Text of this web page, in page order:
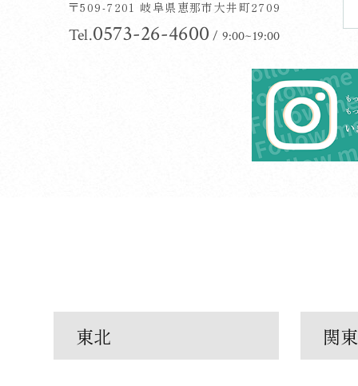
〒509-7201 岐阜県恵那市大井町2709
Tel.0573-26-4600 / 9:00~19:00
東北 関東